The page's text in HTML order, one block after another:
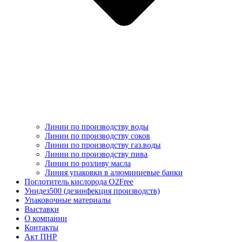
Линии по производству воды
Линии по производству соков
Линии по производству газ.воды
Линии по производству пива
Линии по розливу масла
Линия упаковки в алюминиевые банки
Поглотитель кислорода O2Free
Унидез500 (дезинфекция производств)
Упаковочные материалы
Выставки
О компании
Контакты
Акт ПНР